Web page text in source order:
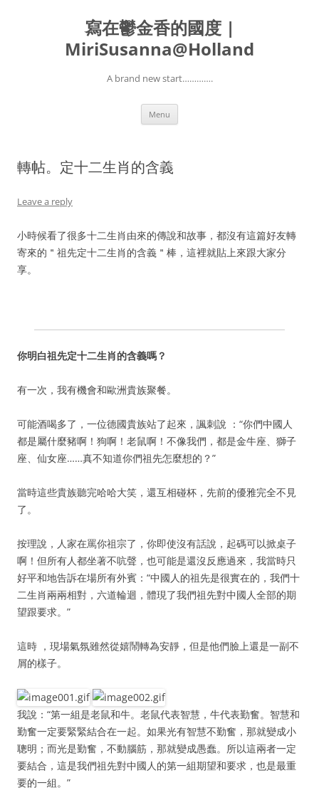
寫在鬱金香的國度 |
MiriSusanna@Holland
A brand new start………….
Menu
轉帖。定十二生肖的含義
Leave a reply
小時候看了很多十二生肖由來的傳說和故事，都沒有這篇好友轉
寄來的＂祖先定十二生肖的含義＂棒，這裡就貼上來跟大家分
享。
你明白祖先定十二生肖的含義嗎？
有一次，我有機會和歐洲貴族聚餐。
可能酒喝多了，一位德國貴族站了起來，諷刺說 ：“你們中國人
都是屬什麼豬啊！狗啊！老鼠啊！不像我們，都是金牛座、獅子
座、仙女座……真不知道你們祖先怎麼想的？”
當時這些貴族聽完哈哈大笑，還互相碰杯，先前的優雅完全不見
了。
按理說，人家在罵你祖宗了，你即使沒有話說，起碼可以掀桌子
啊！但所有人都坐著不吭聲，也可能是還沒反應過來，我當時只
好平和地告訴在場所有外賓：“中國人的祖先是很實在的，我們十
二生肖兩兩相對，六道輪迴，體現了我們祖先對中國人全部的期
望跟要求。”
這時 ，現場氣氛雖然從嬉鬧轉為安靜，但是他們臉上還是一副不
屑的樣子。
我說：“第一組是老鼠和牛。老鼠代表智慧，牛代表勤奮。智慧和
勤奮一定要緊緊結合在一起。如果光有智慧不勤奮，那就變成小
聰明；而光是勤奮，不動腦筋，那就變成愚蠢。所以這兩者一定
要結合，這是我們祖先對中國人的第一組期望和要求，也是最重
要的一組。”